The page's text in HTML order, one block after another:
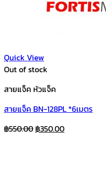
Quick View
Out of stock
สายแจ็ค หัวแจ็ค
สายแจ็ค BN-128PL *6เมตร
฿550.00 Original
฿350.00Current